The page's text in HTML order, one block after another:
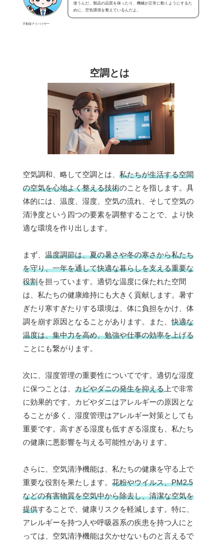
不動産アドバイザー
使うんだ。製品の品質を保ったり、機械が正常に動くようにするた
めに、空気環境を整えているんだよ。
空調とは
空気調和、略して空調とは、 私たちが生活する空間
の空気を心地よく整える技術のことを指します。具
体的には、温度、湿度、空気の流れ、そして空気の
清浄度という四つの要素を調整することで、より快
適な環境を作り出します。
まず、 温度調節は、夏の暑さや冬の寒さから私たち
を守り、一年を通して快適な暮らしを支える重要な
役割を担っています。適切な温度に保たれた空間
は、私たちの健康維持にも大きく貢献します。暑す
ぎたり寒すぎたりする環境は、体に負担をかけ、体
調を崩す原因となることがあります。また、快適な
温度は、集中力を高め、勉強や仕事の効率を上げる
ことにも繋がります。
次に、湿度管理の重要性についてです。適切な湿度
に保つことは、 カビやダニの発生を抑える 上で非常
に効果的です。カビやダニはアレルギーの原因とな
ることが多く、湿度管理はアレルギー対策としても
重要です。高すぎる湿度も低すぎる湿度も、私たち
の健康に悪影響を与える可能性があります。
さらに、空気清浄機能は、私たちの健康を守る上で
重要な役割を果たします。 花粉やウイルス、PM2.5
などの有害物質を空気中から除去し、清潔な空気を
提供することで、健康リスクを軽減します。特に、
アレルギーを持つ人や呼吸器系の疾患を持つ人にと
っては、空気清浄機能は欠かせないものと言えるで